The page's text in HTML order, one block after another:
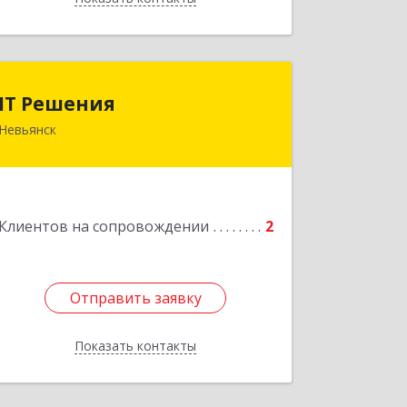
IT Решения
Невьянск
Клиентов на сопровождении 2
Отправить заявку
Показать контакты
Отправить заявку
Назад